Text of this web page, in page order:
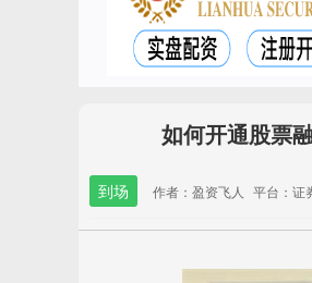
如何开通股票
到场 作者：盈资飞人 平台：证